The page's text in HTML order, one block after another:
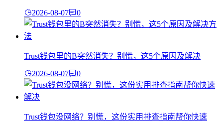
2026-08-07 0
Trust钱包里的B突然消失？别慌，这5个原因及解决
2026-08-07 0
Trust钱包没网络？别慌，这份实用排查指南帮你快速